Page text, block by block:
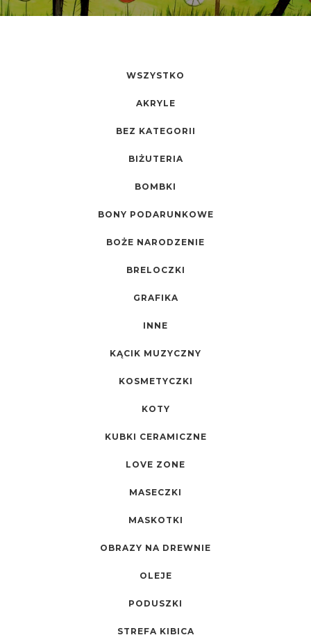
WSZYSTKO
AKRYLE
BEZ KATEGORII
BIŻUTERIA
BOMBKI
BONY PODARUNKOWE
BOŻE NARODZENIE
BRELOCZKI
GRAFIKA
INNE
KĄCIK MUZYCZNY
KOSMETYCZKI
KOTY
KUBKI CERAMICZNE
LOVE ZONE
MASECZKI
MASKOTKI
OBRAZY NA DREWNIE
OLEJE
PODUSZKI
STREFA KIBICA